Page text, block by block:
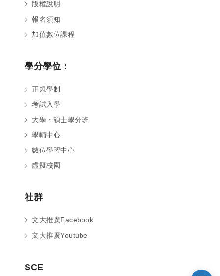
版權說明
報名須知
加值數位課程
學分學位：
正規學制
考試入學
大學・碩士學分班
學輔中心
數位學習中心
虛擬校園
社群
文大推廣Facebook
文大推廣Youtube
SCE
如您對於課程有疑問，可至